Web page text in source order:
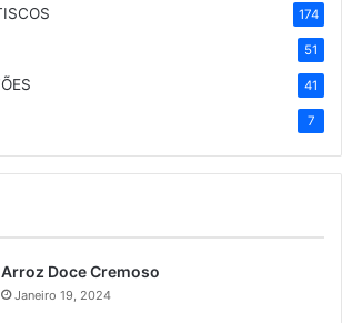
174
51
41
7
Arroz Doce Cremoso
Janeiro 19, 2024